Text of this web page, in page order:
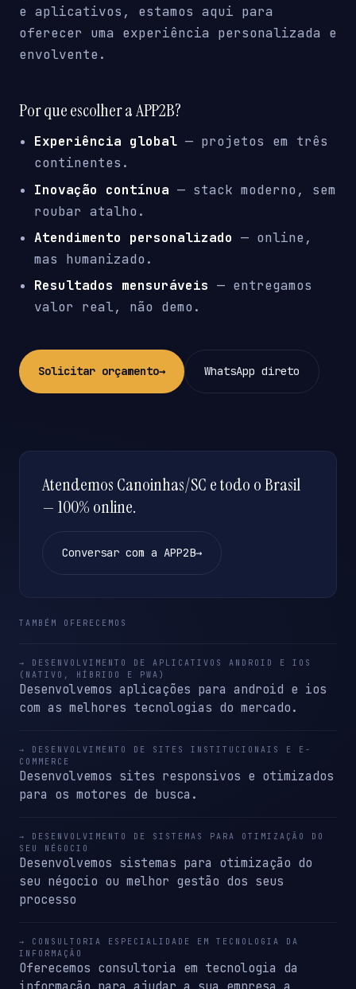
e aplicativos, estamos aqui para
oferecer uma experiência personalizada e
envolvente.
Por que escolher a APP2B?
Experiência global — projetos em três
continentes.
Inovação contínua — stack moderno, sem
roubar atalho.
Atendimento personalizado — online,
mas humanizado.
Resultados mensuráveis — entregamos
valor real, não demo.
Solicitar orçamento→ WhatsApp direto
Atendemos Canoinhas/SC e todo o Brasil
— 100% online.
Conversar com a APP2B→
TAMBÉM OFERECEMOS
→ DESENVOLVIMENTO DE APLICATIVOS ANDROID E IOS
(NATIVO, HÍBRIDO E PWA)
Desenvolvemos aplicações para android e ios
com as melhores tecnologias do mercado.
→ DESENVOLVIMENTO DE SITES INSTITUCIONAIS E E-
COMMERCE
Desenvolvemos sites responsivos e otimizados
para os motores de busca.
→ DESENVOLVIMENTO DE SISTEMAS PARA OTIMIZAÇÃO DO
SEU NÉGOCIO
Desenvolvemos sistemas para otimização do
seu négocio ou melhor gestão dos seus
processo
→ CONSULTORIA ESPECIALIDADE EM TECNOLOGIA DA
INFORMAÇÃO
Oferecemos consultoria em tecnologia da